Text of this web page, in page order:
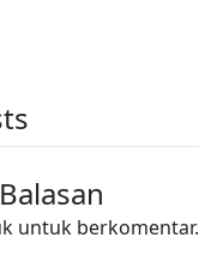
untuk berkomentar.